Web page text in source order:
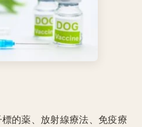
的薬、放射線療法、免疫療